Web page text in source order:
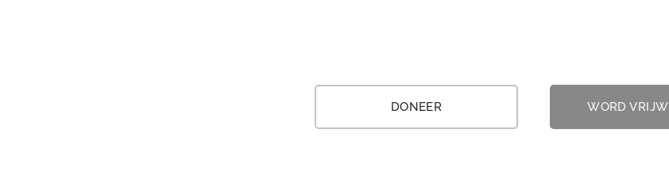
DONEER WORD